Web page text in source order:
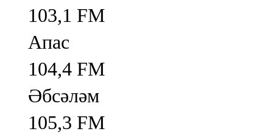
103,1 FM
Апас
104,4 FM
Әбсәләм
105,3 FM